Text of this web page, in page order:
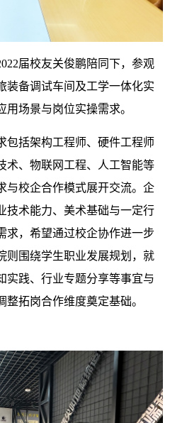
届校友关俊鹏陪同下，参观
装备调试车间及工学一体化实
场景与岗位实操需求。
包括架构工程师、硬件工程师
术、物联网工程、人工智能等
与校企合作模式展开交流。企
技术能力、美术基础与一定行
求，希望通过校企协作进一步
则围绕学生职业发展规划，就
实践、行业专题分享等事宜与
拓岗合作维度奠定基础。